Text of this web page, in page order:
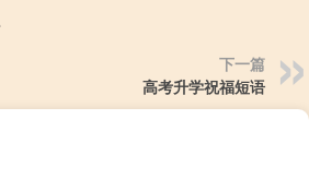
下一篇
高考升学祝福短语